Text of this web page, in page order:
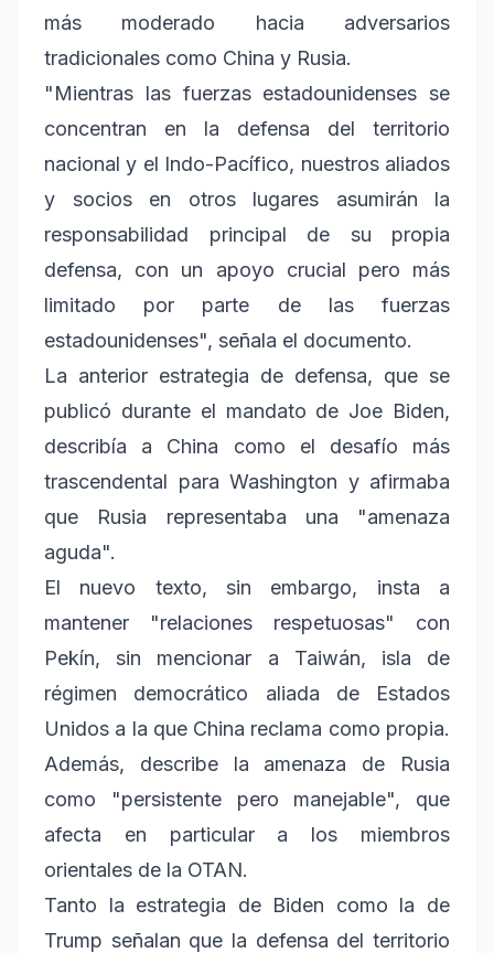
más moderado hacia adversarios
tradicionales como China y Rusia.
"Mientras las fuerzas estadounidenses se
concentran en la defensa del territorio
nacional y el Indo-Pacífico, nuestros aliados
y socios en otros lugares asumirán la
responsabilidad principal de su propia
defensa, con un apoyo crucial pero más
limitado por parte de las fuerzas
estadounidenses", señala el documento.
La anterior estrategia de defensa, que se
publicó durante el mandato de Joe Biden,
describía a China como el desafío más
trascendental para Washington y afirmaba
que Rusia representaba una "amenaza
aguda".
El nuevo texto, sin embargo, insta a
mantener "relaciones respetuosas" con
Pekín, sin mencionar a Taiwán, isla de
régimen democrático aliada de Estados
Unidos a la que China reclama como propia.
Además, describe la amenaza de Rusia
como "persistente pero manejable", que
afecta en particular a los miembros
orientales de la OTAN.
Tanto la estrategia de Biden como la de
Trump señalan que la defensa del territorio